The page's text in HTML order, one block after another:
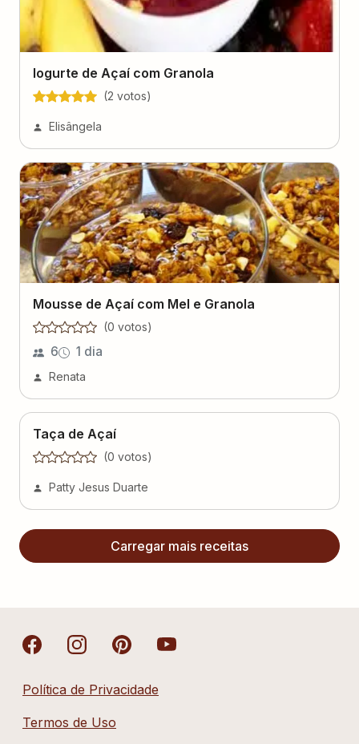
Iogurte de Açaí com Granola
(2 votos)
Elisângela
Mousse de Açaí com Mel e Granola
(0 votos)
6 1 dia
Renata
Taça de Açaí
(0 votos)
Patty Jesus Duarte
Carregar mais receitas
Política de Privacidade
Termos de Uso